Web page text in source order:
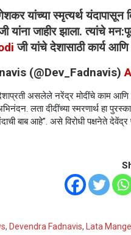
यांच्या स्मृत्यर्थ यंदापासून
यांना जाहीर झाला. त्यांचे
जी यांचे देशासाठी कार्य
(@Dev_Fadnavis)
असलेले नरेंद्र मोदींचे काम आणि
लता दीदींच्या स्मरणार्थ हा
बाब आहे”. असे विरोधी पक्षनेते
, Devendra Fadnavis, Lata